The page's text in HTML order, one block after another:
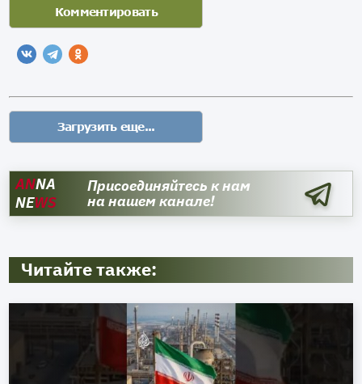
ANNA
NEWS
Присоединяйтесь к нам
на нашем канале!
Читайте также: